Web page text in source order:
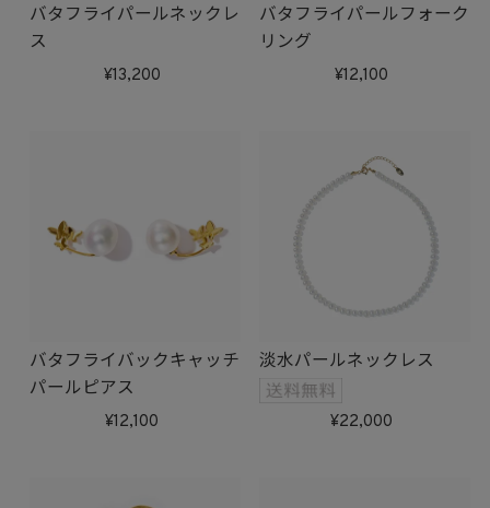
バタフライパールネックレ
ス
13,200
バタフライパールフォーク
リング
12,100
バタフライバックキャッチ
パールピアス
12,100
淡水パールネックレス
22,000